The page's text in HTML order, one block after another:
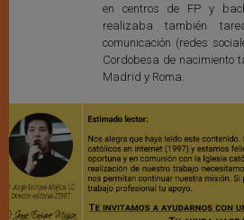
en centros de FP y
realizaba también
comunicación (redes
Cordobesa de nacimiento
Madrid y Roma.